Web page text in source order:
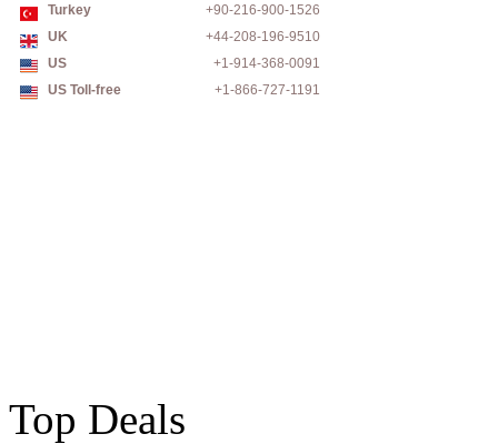
Turkey
+90-216-900-1526
UK
+44-208-196-9510
US
+1-914-368-0091
US Toll-free
+1-866-727-1191
Top Deals